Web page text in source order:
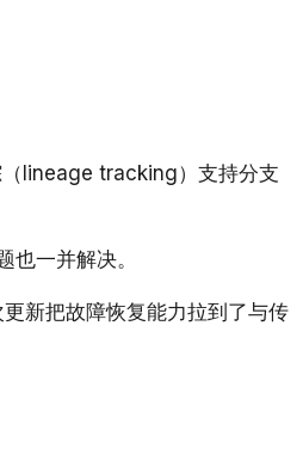
lineage tracking）支持分支
也一并解决。
新把故障恢复能力拉到了与传